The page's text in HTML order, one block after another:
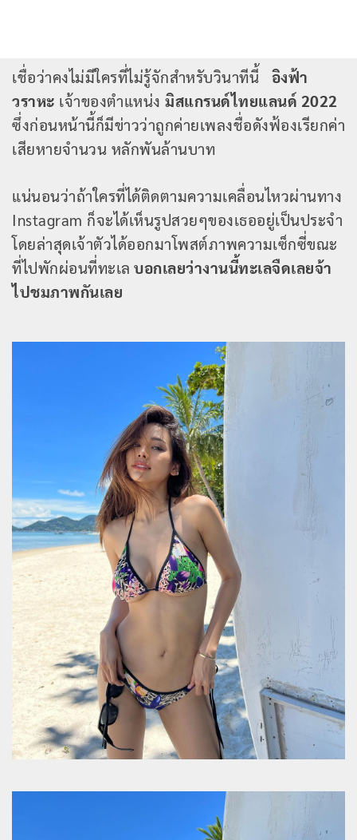
เชื่อว่าคงไม่มีใครที่ไม่รู้จักสำหรับวินาทีนี้
อิงฟ้า
วราหะ เจ้าของตำแหน่ง มิสแกรนด์ไทยแลนด์ 2022
ซึ่งก่อนหน้านี้ก็มีข่าวว่าถูกค่ายเพลงชื่อดังฟ้องเรียกค่า
เสียหายจำนวน หลักพันล้านบาท
แน่นอนว่าถ้าใครที่ได้ติดตามความเคลื่อนไหวผ่านทาง
Instagram ก็จะได้เห็นรูปสวยๆของเธออยู่เป็นประจํา
โดยล่าสุดเจ้าตัวได้ออกมาโพสต์ภาพความเซ็กซี่ขณะ
ที่ไปพักผ่อนที่ทะเล บอกเลยว่างานนี้ทะเลจืดเลยจ้า
ไปชมภาพกันเลย